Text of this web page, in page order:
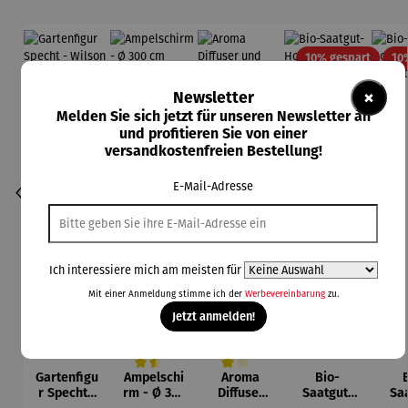
Gartenfigu
r Specht -
Durchschnittliche Bewertung von 4.5 von 5 Sternen
Ampelschi
rm - Ø 300
Durchschnittliche Bewertung von 4
Aroma
Diffuser
10% gespartRabatt
Bio-
Saatgut-
×
Newsletter
Melden Sie sich jetzt für unseren Newsletter an
und profitieren Sie von einer
versandkostenfreien Bestellung!
E-Mail-Adresse
Ich interessiere mich am meisten für
Mit einer Anmeldung stimme ich der Werbevereinbarungzu.
Jetzt anmelden!